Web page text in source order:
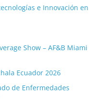
e Innovación en
Show – AF&B Miami
Ecuador 2026
de Enfermedades